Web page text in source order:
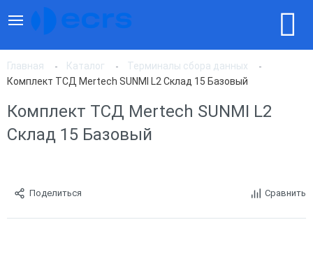
Главная Каталог
Терминалы сбора данных
Комплект ТСД Mertech SUNMI L2 Склад 15 Базовый
Комплект ТСД Mertech SUNMI L2
Склад 15 Базовый
Поделиться Сравнить